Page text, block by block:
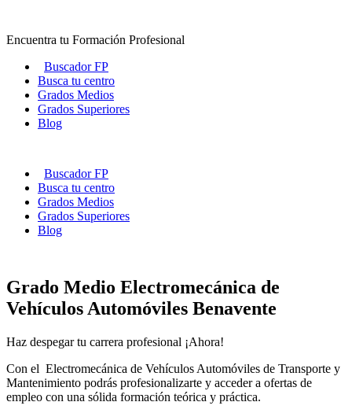
contenido
Encuentra tu Formación Profesional
Buscador FP
Busca tu centro
Grados Medios
Grados Superiores
Blog
Buscador FP
Busca tu centro
Grados Medios
Grados Superiores
Blog
Grado Medio Electromecánica de
Vehículos Automóviles Benavente
Haz despegar tu carrera profesional ¡Ahora!
Con el Electromecánica de Vehículos Automóviles de Transporte y
Mantenimiento podrás profesionalizarte y acceder a ofertas de
empleo con una sólida formación teórica y práctica.